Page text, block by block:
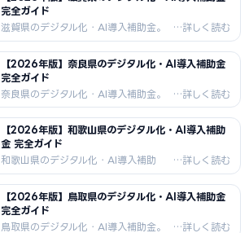
完全ガイド
滋賀県のデジタル化・AI導入補助金。
補助率・対象経費・申請手順・採択事
例を詳しく解説。2026年最新版。
【2026年版】奈良県のデジタル化・AI導入補助金
完全ガイド
奈良県のデジタル化・AI導入補助金。
補助率・対象経費・申請手順・採択事
例を詳しく解説。2026年最新版。
【2026年版】和歌山県のデジタル化・AI導入補助
金 完全ガイド
和歌山県のデジタル化・AI導入補助
金。補助率・対象経費・申請手順・採
択事例を詳しく解説。2026年最新版。
【2026年版】鳥取県のデジタル化・AI導入補助金
完全ガイド
鳥取県のデジタル化・AI導入補助金。